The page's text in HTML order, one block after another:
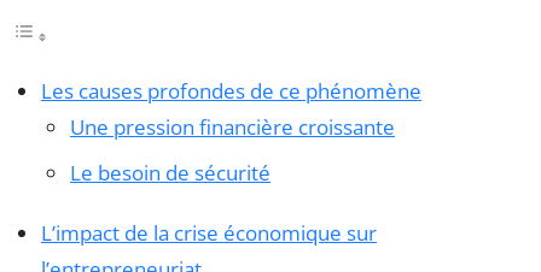
Les causes profondes de ce phénomène
Une pression financière croissante
Le besoin de sécurité
L’impact de la crise économique sur